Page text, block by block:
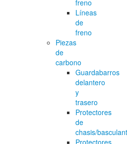
freno
Líneas
de
freno
Piezas
de
carbono
Guardabarros
delantero
y
trasero
Protectores
de
chasis/
Protectores